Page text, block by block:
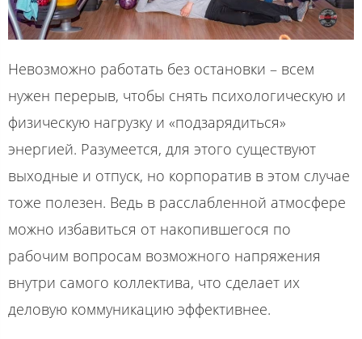
Невозможно работать без остановки – всем
нужен перерыв, чтобы снять психологическую и
физическую нагрузку и «подзарядиться»
энергией. Разумеется, для этого существуют
выходные и отпуск, но корпоратив в этом случае
тоже полезен. Ведь в расслабленной атмосфере
можно избавиться от накопившегося по
рабочим вопросам возможного напряжения
внутри самого коллектива, что сделает их
деловую коммуникацию эффективнее.